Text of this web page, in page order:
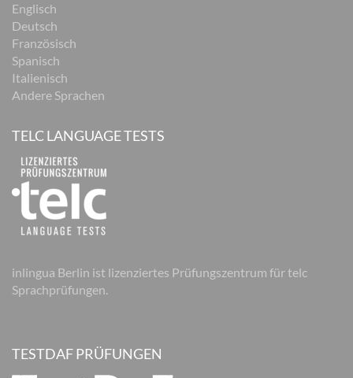
Englisch
Deutsch
Französisch
Spanisch
Italienisch
Andere Sprachen
TELC LANGUAGE TESTS
inlingua Berlin ist lizenziertes Prüfungszentrum für telc
Sprachprüfungen.
TESTDAF PRÜFUNGEN